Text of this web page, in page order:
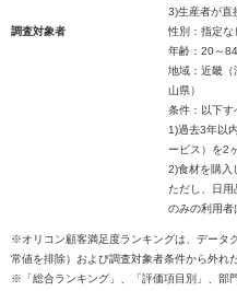
3)生産者が直
調査対象者
性別：指定な
年齢：20～
地域：近畿
山県）
条件：以下す
1)過去3年以
ービス）を2
2)食材を購入
ただし、日用
のみの利用者
※オリコン顧客満足度ランキングは、データ
常値を排除）および調査対象者条件から外れ
※「総合ランキング」、「評価項目別」、部